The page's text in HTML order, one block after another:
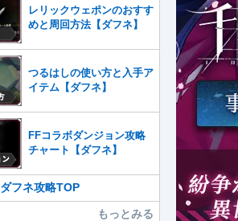
レリックウェポンのおすす
めと周回方法【ダフネ】
つるはしの使い方と入手ア
イテム【ダフネ】
FFコラボダンジョン攻略
チャート【ダフネ】
ダフネ攻略TOP
もっとみる